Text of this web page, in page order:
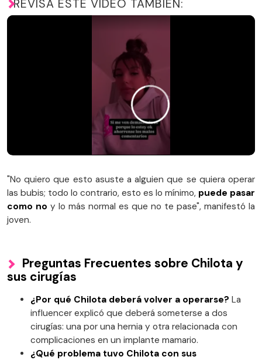
REVISA ESTE VIDEO TAMBIÉN:
"No quiero que esto asuste a alguien que se quiera operar
las bubis; todo lo contrario, esto es lo mínimo, puede pasar
como no y lo más normal es que no te pase", manifestó la
joven.
Preguntas Frecuentes sobre Chilota y
sus cirugías
¿Por qué Chilota deberá volver a operarse? La
influencer explicó que deberá someterse a dos
cirugías: una por una hernia y otra relacionada con
complicaciones en un implante mamario.
¿Qué problema tuvo Chilota con sus